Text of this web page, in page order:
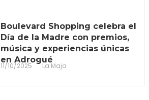
Boulevard Shopping celebra el
Día de la Madre con premios,
música y experiencias únicas
en Adrogué
11/10/2025 La Maja